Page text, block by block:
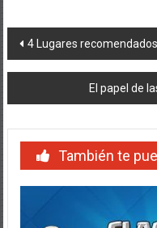
Navegación
de
entradas
4 Lugares
El papel de
También te